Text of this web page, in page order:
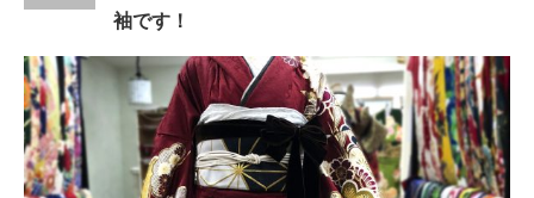
袖です！